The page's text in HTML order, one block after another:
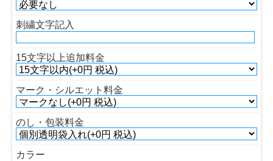
刺繍文字記入
15文字以上追加料金
マーク・シルエット料金
のし・包装料金
カラー